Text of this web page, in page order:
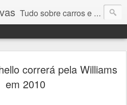
Tudo sobre carros e motores
correrá pela Williams
em 2010